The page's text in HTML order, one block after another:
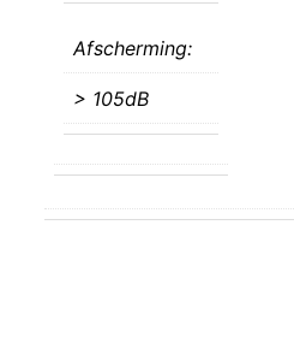
Afscherming:
> 105dB